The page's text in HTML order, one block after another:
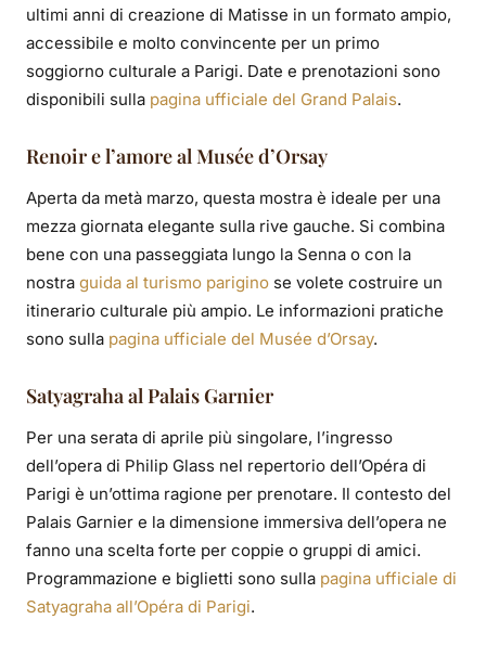
ultimi anni di creazione di Matisse in un formato ampio,
accessibile e molto convincente per un primo
soggiorno culturale a Parigi. Date e prenotazioni sono
disponibili sulla pagina ufficiale del Grand Palais.
Renoir e l’amore al Musée d’Orsay
Aperta da metà marzo, questa mostra è ideale per una
mezza giornata elegante sulla rive gauche. Si combina
bene con una passeggiata lungo la Senna o con la
nostra guida al turismo parigino se volete costruire un
itinerario culturale più ampio. Le informazioni pratiche
sono sulla pagina ufficiale del Musée d’Orsay.
Satyagraha al Palais Garnier
Per una serata di aprile più singolare, l’ingresso
dell’opera di Philip Glass nel repertorio dell’Opéra di
Parigi è un’ottima ragione per prenotare. Il contesto del
Palais Garnier e la dimensione immersiva dell’opera ne
fanno una scelta forte per coppie o gruppi di amici.
Programmazione e biglietti sono sulla pagina ufficiale di
Satyagraha all’Opéra di Parigi.